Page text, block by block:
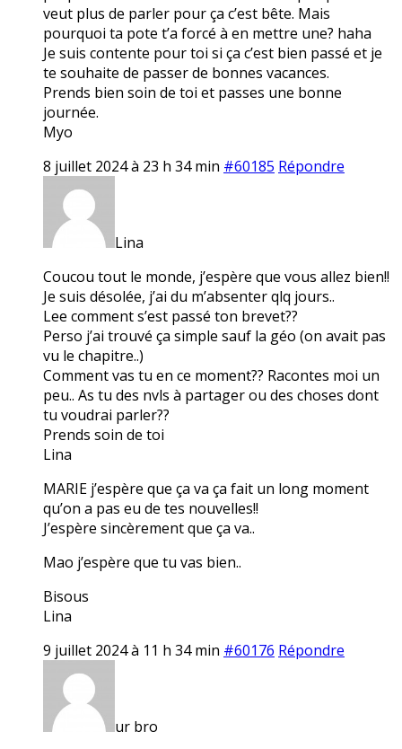
veut plus de parler pour ça c’est bête. Mais
pourquoi ta pote t’a forcé à en mettre une? haha
Je suis contente pour toi si ça c’est bien passé et je
te souhaite de passer de bonnes vacances.
Prends bien soin de toi et passes une bonne
journée.
Myo
8 juillet 2024 à 23 h 34 min #60185 Répondre
Lina
Coucou tout le monde, j’espère que vous allez bien!!
Je suis désolée, j’ai du m’absenter qlq jours..
Lee comment s’est passé ton brevet??
Perso j’ai trouvé ça simple sauf la géo (on avait pas
vu le chapitre..)
Comment vas tu en ce moment?? Racontes moi un
peu.. As tu des nvls à partager ou des choses dont
tu voudrai parler??
Prends soin de toi
Lina
MARIE j’espère que ça va ça fait un long moment
qu’on a pas eu de tes nouvelles!!
J’espère sincèrement que ça va..
Mao j’espère que tu vas bien..
Bisous
Lina
9 juillet 2024 à 11 h 34 min #60176 Répondre
ur bro